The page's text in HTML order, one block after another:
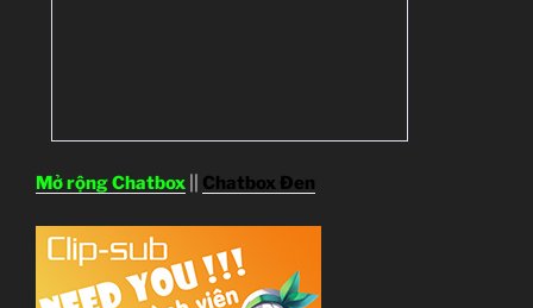
Mở rộng Chatbox Chatbox Đen